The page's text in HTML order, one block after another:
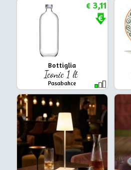
Bottiglia
Iconic 1 lt
Pasabahce
€3,11